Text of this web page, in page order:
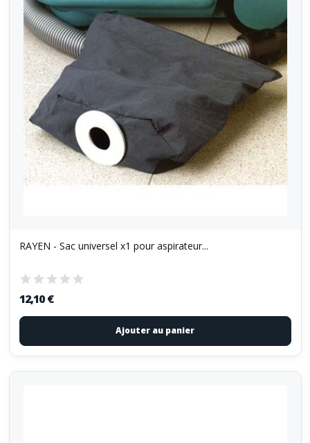
RAYEN - Sac universel x1 pour aspirateur...
12,10 €
Ajouter au panier